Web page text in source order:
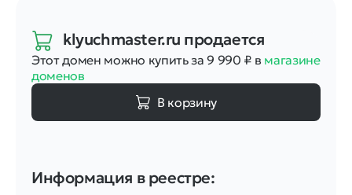
klyuchmaster.ru продается
Этот домен можно купить за 9 990 ₽ в магазине
доменов
В корзину
Информация в реестре: